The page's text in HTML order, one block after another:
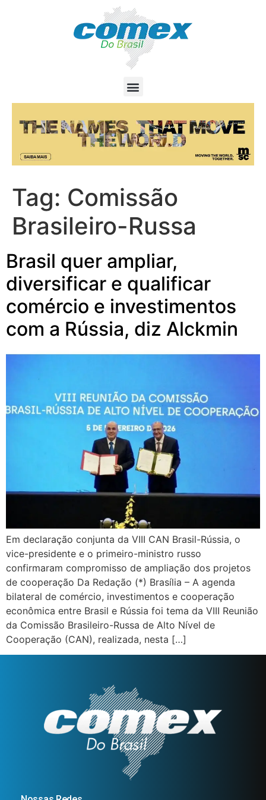
Tag: Comissão
Brasileiro-Russa
Brasil quer ampliar,
diversificar e qualificar
comércio e investimentos
com a Rússia, diz Alckmin
Em declaração conjunta da VIII CAN Brasil-Rússia, o
vice-presidente e o primeiro-ministro russo
confirmaram compromisso de ampliação dos projetos
de cooperação Da Redação (*) Brasília – A agenda
bilateral de comércio, investimentos e cooperação
econômica entre Brasil e Rússia foi tema da VIII Reunião
da Comissão Brasileiro-Russa de Alto Nível de
Cooperação (CAN), realizada, nesta […]